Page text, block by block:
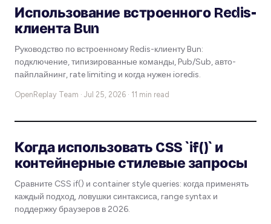
Использование встроенного Redis-
клиента Bun
Руководство по встроенному Redis-клиенту Bun:
подключение, типизированные команды, Pub/Sub, авто-
пайплайнинг, rate limiting и когда нужен ioredis.
OpenReplay Team · Jul 25, 2026 · 11 min read
Когда использовать CSS `if()` и
контейнерные стилевые запросы
Сравните CSS if() и container style queries: когда применять
каждый подход, ловушки синтаксиса, range syntax и
поддержку браузеров в 2026.